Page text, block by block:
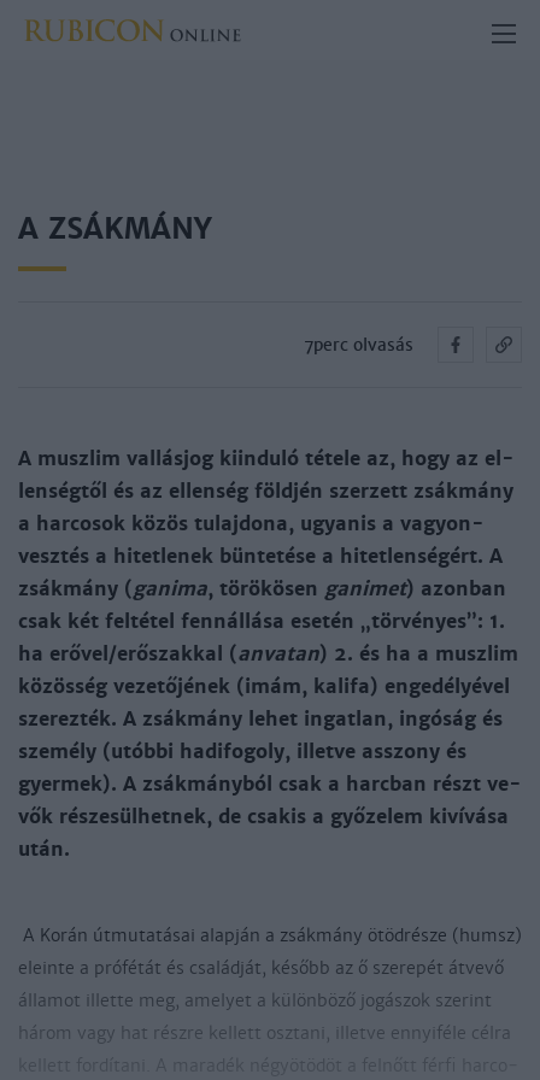
A ZSÁKMÁNY
7perc olvasás
A musz­lim val­lás­jog kiin­du­ló té­te­le az, hogy az el­
len­ség­től és az el­len­ség föld­jén szer­zett zsák­mány
a har­co­sok kö­zös tu­laj­do­na, ugyanis a va­gyon­
vesz­tés a hi­tet­le­nek bün­te­té­se a hi­tet­len­sé­gért. A
zsák­mány (ga­ni­ma, tö­rö­kö­sen ga­ni­met) azon­ban
csak két fel­té­tel fennál­lá­sa ese­tén „tör­vé­nyes”: 1.
ha erő­vel/erő­szak­kal (an­va­tan) 2. és ha a musz­lim
kö­zös­ség ve­ze­tő­jé­nek (imám, ka­li­fa) en­ge­dé­lyé­vel
sze­rez­ték. A zsák­mány le­het in­gat­lan, in­gó­ság és
sze­mély (utób­bi ha­di­fo­goly, il­let­ve asszony és
gyer­mek). A zsák­mány­ból csak a harc­ban részt ve­
vők ré­sze­sül­het­nek, de csakis a győ­ze­lem ki­ví­vá­sa
után.
A Ko­rán út­mu­ta­tá­sai alap­ján a zsák­mány ötöd­ré­sze (humsz)
elein­te a pró­fé­tát és csa­lád­ját, ké­sőbb az ő sze­re­pét át­ve­vő
ál­la­mot il­let­te meg, ame­lyet a kü­lön­bö­ző jo­gá­szok sze­rint
há­rom vagy hat rész­re kel­lett osz­ta­ni, il­let­ve ennyi­fé­le cél­ra